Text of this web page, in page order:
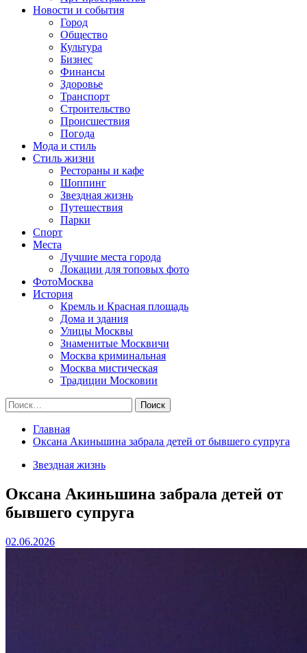
Новости и события
Город
Общество
Культура
Бизнес
Финансы
Здоровье
Транспорт
Строительство
Происшествия
Погода
Мода и стиль
Стиль жизни
Рестораны и кафе
Шоппинг
Звездная жизнь
Путешествия
Парки
Спорт
Места
Лучшие места города
Локации для топовых фото
ФотоМосква
История
Кремль и Красная площадь
Дома и здания
Улицы Москвы
Знаменитые Москвичи
Москва криминальная
Москва мистическая
Традиции Московии
Найти:
Главная
Оксана Акиньшина забрала детей от бывшего супруга
Звездная жизнь
Оксана Акиньшина забрала детей от
бывшего супруга
02.06.2026